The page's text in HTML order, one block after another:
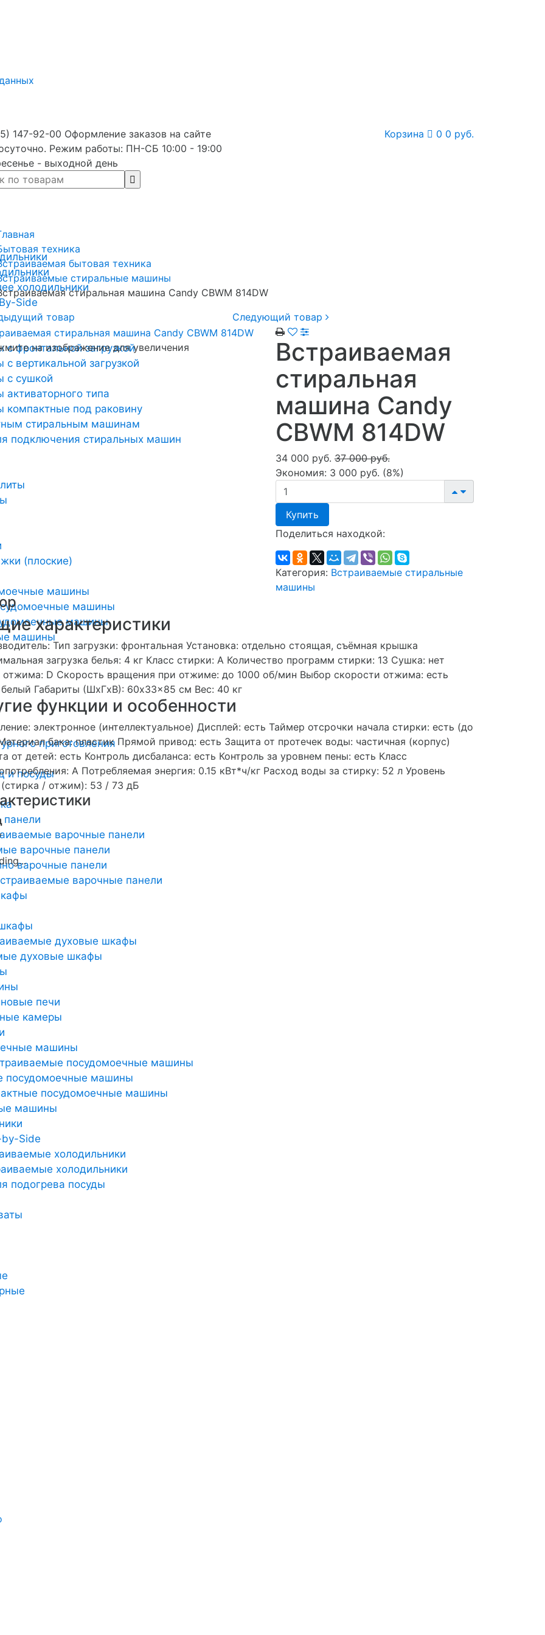
147-92-00 Оформление заказов на сайте
Режим работы: ПН-СБ 10:00 - 19:00
- выходной день
Корзина 0 0 руб.
холодильники
Side
фронтальной загрузкой
вертикальной загрузкой
с сушкой
типа
под раковину
стиральным машинам
подключения стиральных машин
(плоские)
машины
машины
машины
машины
приготовления
и посуды
панели
варочные панели
варочные панели
варочные панели
варочные панели
духовые шкафы
духовые шкафы
печи
камеры
машины
посудомоечные машины
посудомоечные машины
посудомоечные машины
машины
Side
холодильники
холодильники
подогрева посуды
техника
бытовая техника
стиральные машины
стиральная машина Candy CBWM 814DW
товар
Следующий товар
на изображение для увеличения
Встраиваемая
стиральная
машина Candy
CBWM 814DW
34 000 руб. 37 000 руб.
Экономия: 3 000 руб. (8%)
Купить
Поделиться находкой:
Категория: Встраиваемые стиральные
машины
характеристики
Тип загрузки: фронтальная Установка: отдельно стоящая, съёмная крышка
загрузка белья: 4 кг Класс стирки: A Количество программ стирки: 13 Сушка: нет
отжима: D Скорость вращения при отжиме: до 1000 об/мин Выбор скорости отжима: есть
Габариты (ШxГxВ): 60x33x85 см Вес: 40 кг
функции и особенности
электронное (интеллектуальное) Дисплей: есть Таймер отсрочки начала стирки: есть (до
бака: пластик Прямой привод: есть Защита от протечек воды: частичная (корпус)
от детей: есть Контроль дисбаланса: есть Контроль за уровнем пены: есть Класс
A Потребляемая энергия: 0.15 кВт*ч/кг Расход воды за стирку: 52 л Уровень
/ отжим): 53 / 73 дБ